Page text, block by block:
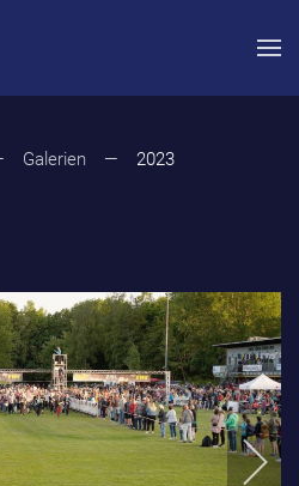
Galerien 2023